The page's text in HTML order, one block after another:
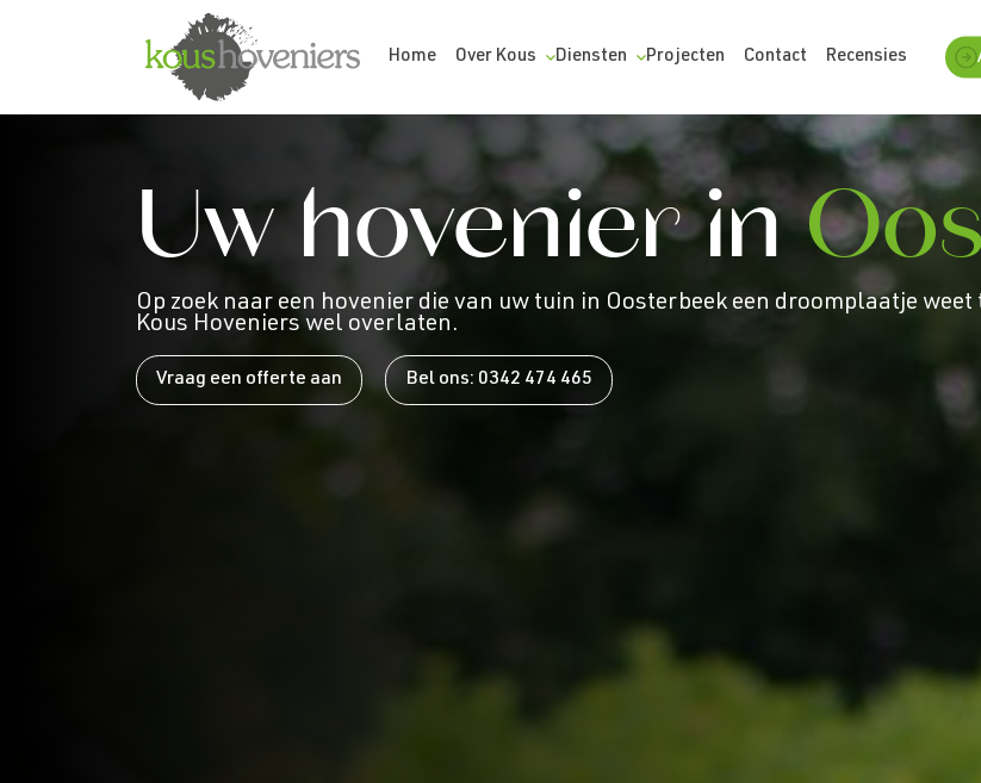
Home Over Kous Diensten Projecten Contact Recensies
Uw hovenier in
Op zoek naar een hovenier die van uw tuin in Oosterbeek een droomplaatje
Kous Hoveniers wel overlaten.
Vraag een offerte aan Bel ons: 0342 474 465